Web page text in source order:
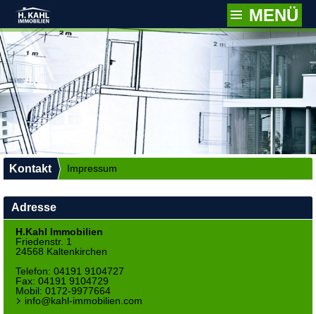
MENÜ
Kontakt Impressum
Adresse
H.Kahl Immobilien
Friedenstr. 1
24568 Kaltenkirchen
Telefon: 04191 9104727
Fax: 04191 9104729
Mobil: 0172-9977664
info@kahl-immobilien.com